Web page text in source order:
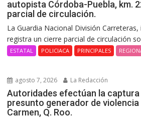
autopista Córdoba-Puebla, km.
parcial de circulación.
La Guardia Nacional División
registra un cierre parcial de circulación
ESTATAL POLICIACA PRINCIPALES
agosto 7, 2026 La Redacción
Autoridades efectúan la captura
presunto generador de violencia
Carmen, Q. Roo.